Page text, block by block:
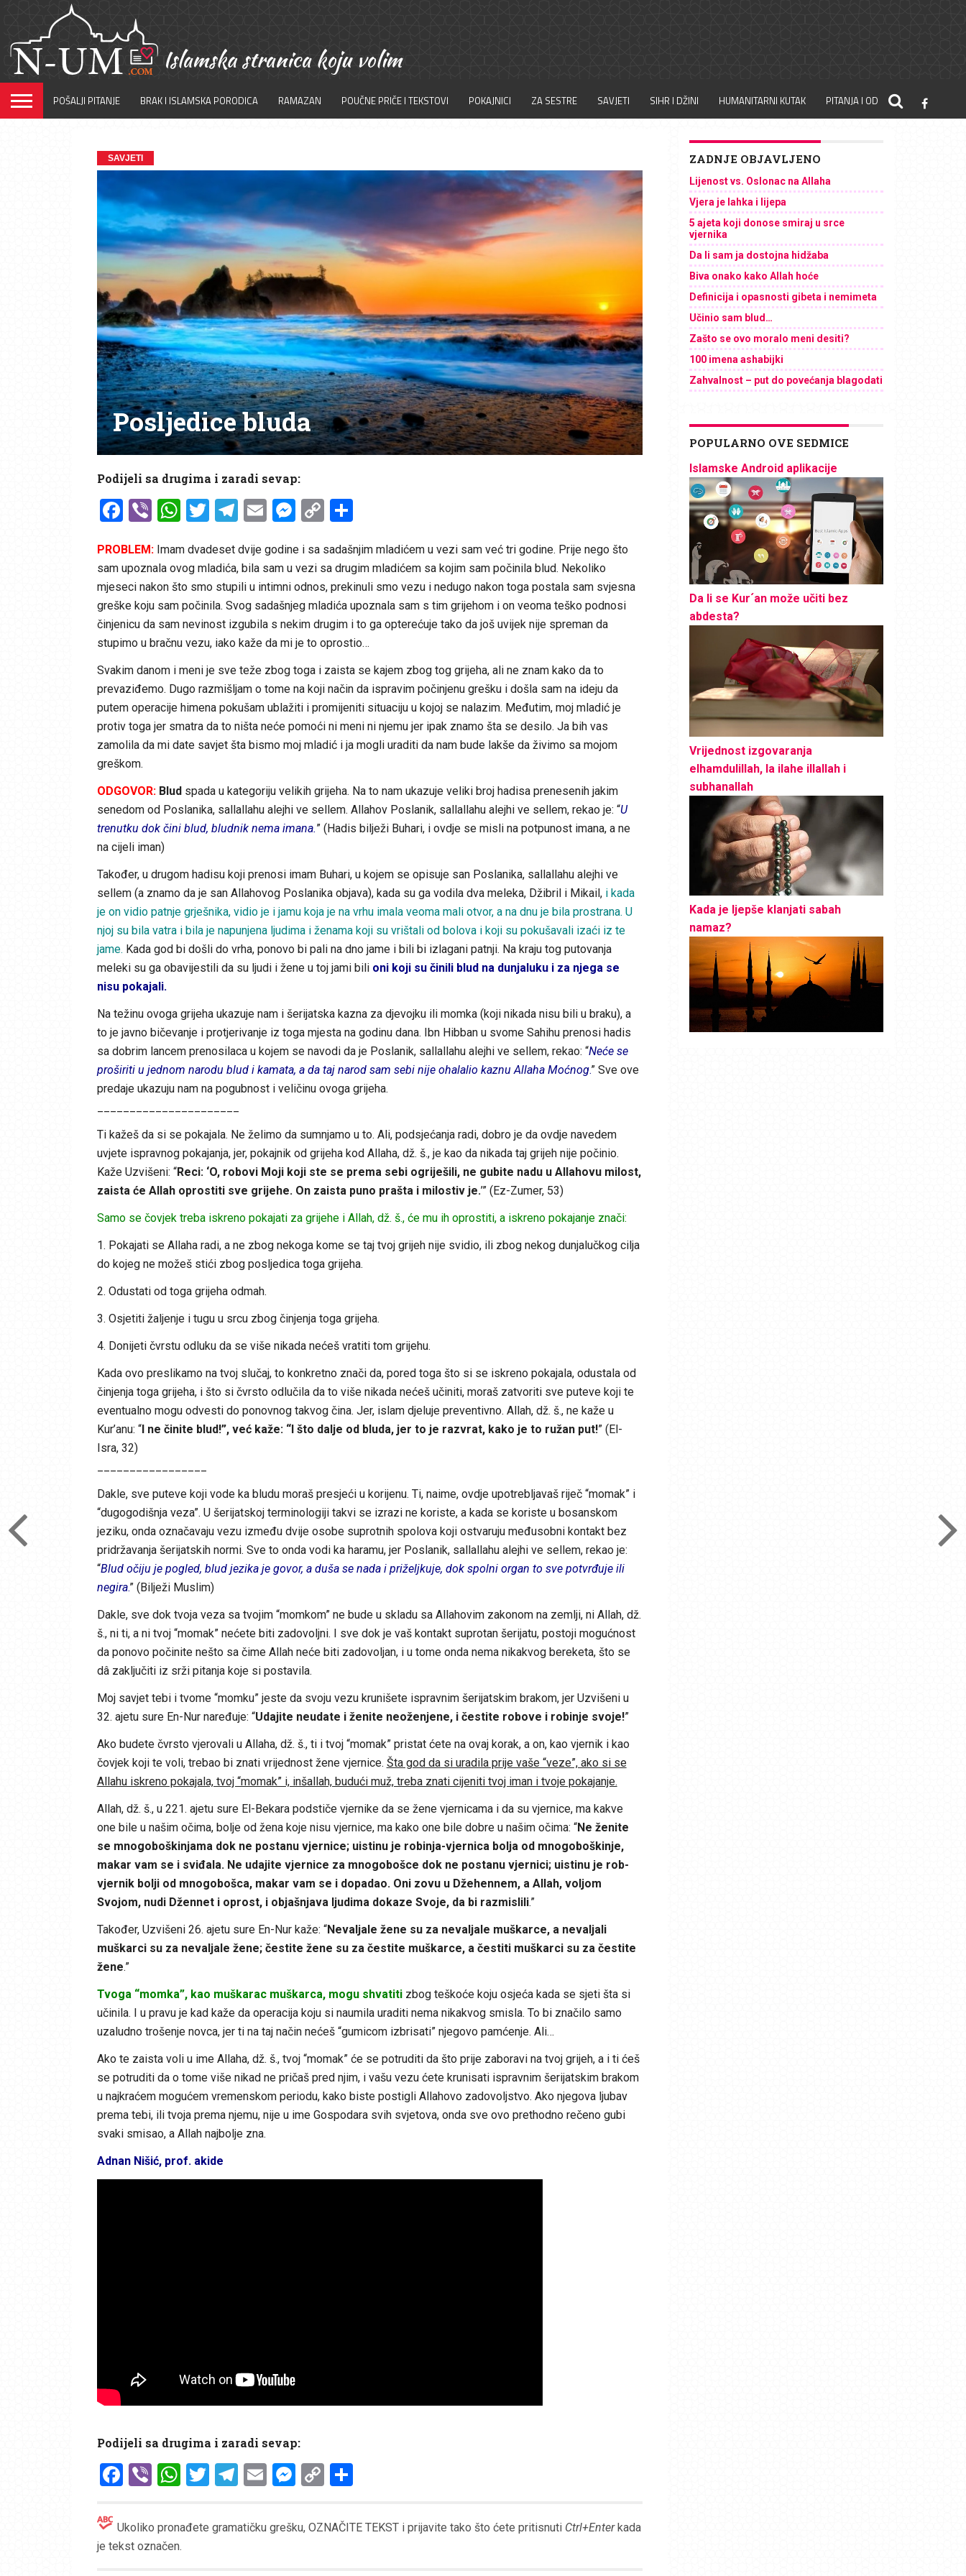
POŠALJI PITANJE BRAK I ISLAMSKA PORODICA RAMAZAN POUČNE PRIČE I TEKSTOVI POKAJNICI ZA SESTRE SAVJETI SIHR I DŽINI HUMANITARNI KUTAK PITANJA I ODGOVORI
SAVJETI
Posljedice bluda
Podijeli sa drugima i zaradi sevap:
Facebook
ViberWhatsApp
Twitter
Telegram
EmailMessenger
CopyShare
PROBLEM: Imam dvadeset dvije godine i sa sadašnjim mladićem u vezi sam već tri godine. Prije nego što
sam upoznala ovog mladića, bila sam u vezi sa drugim mladićem sa kojim sam počinila blud. Nekoliko
mjeseci nakon što smo stupili u intimni odnos, prekinuli smo vezu i nedugo nakon toga postala sam svjesna
greške koju sam počinila. Svog sadašnjeg mladića upoznala sam s tim grijehom i on veoma teško podnosi
činjenicu da sam nevinost izgubila s nekim drugim i to ga opterećuje tako da još uvijek nije spreman da
stupimo u bračnu vezu, iako kaže da mi je to oprostio…
Svakim danom i meni je sve teže zbog toga i zaista se kajem zbog tog grijeha, ali ne znam kako da to
prevaziđemo. Dugo razmišljam o tome na koji način da ispravim počinjenu grešku i došla sam na ideju da
putem operacije himena pokušam ublažiti i promijeniti situaciju u kojoj se nalazim. Međutim, moj mladić je
protiv toga jer smatra da to ništa neće pomoći ni meni ni njemu jer ipak znamo šta se desilo. Ja bih vas
zamolila da mi date savjet šta bismo moj mladić i ja mogli uraditi da nam bude lakše da živimo sa mojom
greškom.
ODGOVOR: Bludspada u kategoriju velikih grijeha. Na to nam ukazuje veliki broj hadisa prenesenih jakim
senedom od Poslanika, sallallahu alejhi ve sellem. Allahov Poslanik, sallallahu alejhi ve sellem, rekao je: “U
trenutku dok čini blud, bludnik nema imana.” (Hadis bilježi Buhari, i ovdje se misli na potpunost imana, a ne
na cijeli iman)
Također, u drugom hadisu koji prenosi imam Buhari, u kojem se opisuje san Poslanika, sallallahu alejhi ve
sellem (a znamo da je san Allahovog Poslanika objava), kada su ga vodila dva meleka, Džibril i Mikail,i kada
je on vidio patnje grješnika, vidio je i jamu koja je na vrhu imala veoma mali otvor, a na dnu je bila prostrana. U
njoj su bila vatra i bila je napunjena ljudima i ženama koji su vrištali od bolova i koji su pokušavali izaći iz te
jame. Kada god bi došli do vrha, ponovo bi pali na dno jame i bili bi izlagani patnji. Na kraju tog putovanja
meleki su ga obavijestili da su ljudi i žene u toj jami bili oni koji su činili blud na dunjaluku i za njega se
nisu pokajali.
Na težinu ovoga grijeha ukazuje nam i šerijatska kazna za djevojku ili momka (koji nikada nisu bili u braku), a
to je javno bičevanje i protjerivanje iz toga mjesta na godinu dana. Ibn Hibban u svome Sahihu prenosi hadis
sa dobrim lancem prenosilaca u kojem se navodi da je Poslanik, sallallahu alejhi ve sellem, rekao: “Neće se
proširiti u jednom narodu blud i kamata, a da taj narod sam sebi nije ohalalio kaznu Allaha Moćnog.” Sve ove
predaje ukazuju nam na pogubnost i veličinu ovoga grijeha.
Ti kažeš da si se pokajala. Ne želimo da sumnjamo u to. Ali, podsjećanja radi, dobro je da ovdje navedem
uvjete ispravnog pokajanja, jer, pokajnik od grijeha kod Allaha, dž. š., je kao da nikada taj grijeh nije počinio.
Kaže Uzvišeni: “Reci: ‘O, robovi Moji koji ste se prema sebi ogriješili, ne gubite nadu u Allahovu milost,
zaista će Allah oprostiti sve grijehe. On zaista puno prašta i milostiv je.’” (Ez-Zumer, 53)
Samo se čovjek treba iskreno pokajati za grijehe i Allah, dž. š., će mu ih oprostiti, a iskreno pokajanje znači:
1. Pokajati se Allaha radi, a ne zbog nekoga kome se taj tvoj grijeh nije svidio, ili zbog nekog dunjalučkog cilja
do kojeg ne možeš stići zbog posljedica toga grijeha.
2. Odustati od toga grijeha odmah.
3. Osjetiti žaljenje i tugu u srcu zbog činjenja toga grijeha.
4. Donijeti čvrstu odluku da se više nikada nećeš vratiti tom grijehu.
Kada ovo preslikamo na tvoj slučaj, to konkretno znači da, pored toga što si se iskreno pokajala, odustala od
činjenja toga grijeha, i što si čvrsto odlučila da to više nikada nećeš učiniti, moraš zatvoriti sve puteve koji te
eventualno mogu odvesti do ponovnog takvog čina. Jer, islam djeluje preventivno. Allah, dž. š., ne kaže u
Kur’anu: “I ne činite blud!”, već kaže: “I što dalje od bluda, jer to je razvrat, kako je to ružan put!” (El-
Isra, 32)
Dakle, sve puteve koji vode ka bludu moraš presjeći u korijenu. Ti, naime, ovdje upotrebljavaš riječ “momak” i
“dugogodišnja veza”. U šerijatskoj terminologiji takvi se izrazi ne koriste, a kada se koriste u bosanskom
jeziku, onda označavaju vezu između dvije osobe suprotnih spolova koji ostvaruju međusobni kontakt bez
pridržavanja šerijatskih normi. Sve to onda vodi ka haramu, jer Poslanik, sallallahu alejhi ve sellem, rekao je:
“Blud očiju je pogled, blud jezika je govor, a duša se nada i priželjkuje, dok spolni organ to sve potvrđuje ili
negira.” (Bilježi Muslim)
Dakle, sve dok tvoja veza sa tvojim “momkom” ne bude u skladu sa Allahovim zakonom na zemlji, ni Allah, dž.
š., ni ti, a ni tvoj “momak” nećete biti zadovoljni. I sve dok je vaš kontakt suprotan šerijatu, postoji mogućnost
da ponovo počinite nešto sa čime Allah neće biti zadovoljan, i u tome onda nema nikakvog bereketa, što se
dâ zaključiti iz srži pitanja koje si postavila.
Moj savjet tebi i tvome “momku” jeste da svoju vezu krunišete ispravnim šerijatskim brakom, jer Uzvišeni u
32. ajetu sure En-Nur naređuje: “Udajite neudate i ženite neoženjene, i čestite robove i robinje svoje!”
Ako budete čvrsto vjerovali u Allaha, dž. š., ti i tvoj “momak” pristat ćete na ovaj korak, a on, kao vjernik i kao
čovjek koji te voli, trebao bi znati vrijednost žene vjernice. Šta god da si uradila prije vaše “veze”, ako si se
Allahu iskreno pokajala, tvoj “momak” i, inšallah, budući muž, treba znati cijeniti tvoj iman i tvoje pokajanje.
Allah, dž. š., u 221. ajetu sure El-Bekara podstiče vjernike da se žene vjernicama i da su vjernice, ma kakve
one bile u našim očima, bolje od žena koje nisu vjernice, ma kako one bile dobre u našim očima: “Ne ženite
se mnogoboškinjama dok ne postanu vjernice; uistinu je robinja-vjernica bolja od mnogoboškinje,
makar vam se i sviđala. Ne udajite vjernice za mnogobošce dok ne postanu vjernici; uistinu je rob-
vjernik bolji od mnogobošca, makar vam se i dopadao. Oni zovu u Džehennem, a Allah, voljom
Svojom, nudi Džennet i oprost, i objašnjava ljudima dokaze Svoje, da bi razmislili.”
Također, Uzvišeni 26. ajetu sure En-Nur kaže: “Nevaljale žene su za nevaljale muškarce, a nevaljali
muškarci su za nevaljale žene; čestite žene su za čestite muškarce, a čestiti muškarci su za čestite
žene.”
Tvoga “momka”, kao muškarac muškarca, mogu shvatiti zbog teškoće koju osjeća kada se sjeti šta si
učinila. I u pravu je kad kaže da operacija koju si naumila uraditi nema nikakvog smisla. To bi značilo samo
uzaludno trošenje novca, jer ti na taj način nećeš “gumicom izbrisati” njegovo pamćenje. Ali…
Ako te zaista voli u ime Allaha, dž. š., tvoj “momak” će se potruditi da što prije zaboravi na tvoj grijeh, a i ti ćeš
se potruditi da o tome više nikad ne pričaš pred njim, i vašu vezu ćete krunisati ispravnim šerijatskim brakom
u najkraćem mogućem vremenskom periodu, kako biste postigli Allahovo zadovoljstvo. Ako njegova ljubav
prema tebi, ili tvoja prema njemu, nije u ime Gospodara svih svjetova, onda sve ovo prethodno rečeno gubi
svaki smisao, a Allah najbolje zna.
Adnan Nišić, prof. akide
Podijeli sa drugima i zaradi sevap:
Facebook
ViberWhatsApp
Twitter
Telegram
EmailMessenger
CopyShare
Ukoliko pronađete gramatičku grešku, OZNAČITE TEKST i prijavite tako što ćete pritisnuti Ctrl+Enterkada
je tekst označen.
ZADNJE OBJAVLJENO
Lijenost vs. Oslonac na Allaha
Vjera je lahka i lijepa
5 ajeta koji donose smiraj u srce
vjernika
Da li sam ja dostojna hidžaba
Biva onako kako Allah hoće
Definicija i opasnosti gibeta i nemimeta
Učinio sam blud…
Zašto se ovo moralo meni desiti?
100 imena ashabijki
Zahvalnost – put do povećanja blagodati
POPULARNO OVE SEDMICE
Islamske Android aplikacije
Da li se Kur´an može učiti bez
abdesta?
Vrijednost izgovaranja
elhamdulillah, la ilahe illallah i
subhanallah
Kada je ljepše klanjati sabah
namaz?